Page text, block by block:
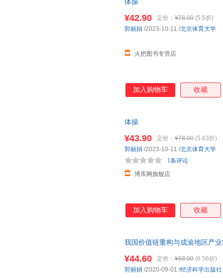
体操
¥42.90 定价： ¥78.00 (5.5折)
火把图书专营店
郭丽娟 /2023-10-11 /北京体育大学
加入购物车 收藏
体操
¥43.90 定价： ¥78.00 (5.63折)
博库网旗舰店
1条评论
郭丽娟 /2023-10-11 /北京体育大学
加入购物车 收藏
我国价值链重构与成渝地区产
¥44.60 定价： ¥68.00 (6.56折)
郭丽娟 /2020-09-01 /经济科学出版社